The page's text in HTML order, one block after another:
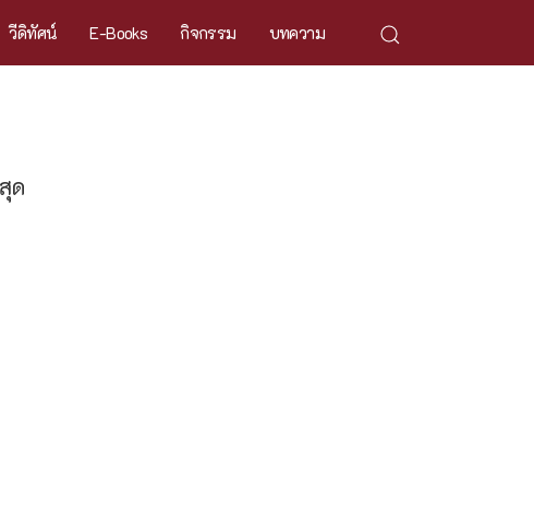
วีดิทัศน์ E-Books กิจกรรม บทความ
ด